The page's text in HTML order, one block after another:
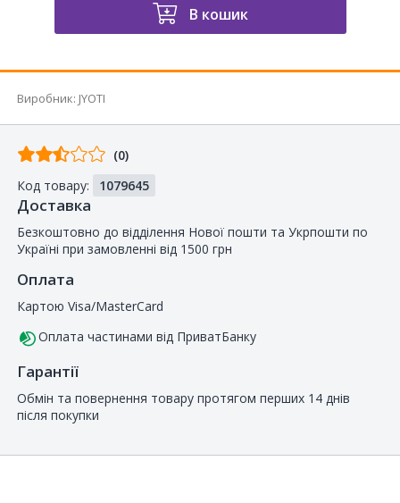
В кошик
Виробник: JYOTI
Відгуків
покупців
(0)
Код товару:
1079645
Доставка
Безкоштовно до відділення Нової пошти та Укрпошти по
Україні при замовленні від 1500 грн
Оплата
Картою Visa/MasterCard
Оплата частинами від ПриватБанку
Гарантії
Обмін та повернення товару протягом перших 14 днів
після покупки